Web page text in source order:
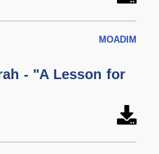
MOADIM
- "A Lesson for